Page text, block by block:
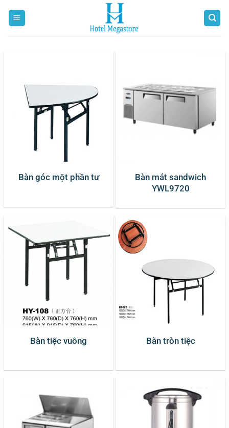
Bàn góc một phần tư
Bàn mát sandwich
YWL9720
Bàn tiệc vuông Bàn tròn tiệc